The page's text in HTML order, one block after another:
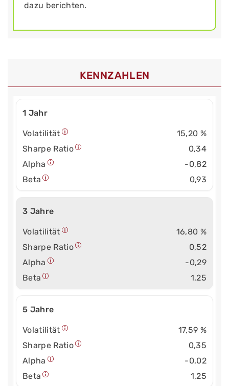
dazu berichten.
KENNZAHLEN
1 Jahr
Volatilität
15,20 %
Sharpe Ratio
0,34
Alpha
-0,82
Beta
0,93
3 Jahre
Volatilität
16,80 %
Sharpe Ratio
0,52
Alpha
-0,29
Beta
1,25
5 Jahre
Volatilität
17,59 %
Sharpe Ratio
0,35
Alpha
-0,02
Beta
1,25